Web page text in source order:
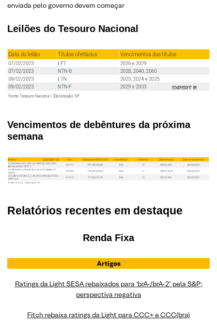
enviada pelo governo devem começar
Leilões do Tesouro Nacional
Vencimentos de debêntures da próxima
semana
Relatórios recentes em destaque
Renda Fixa
Artigos
Ratings da Light SESA rebaixados para ‘brA-/brA-2’ pela S&P;
perspectiva negativa
Fitch rebaixa ratings da Light para CCC+ e CCC(bra)